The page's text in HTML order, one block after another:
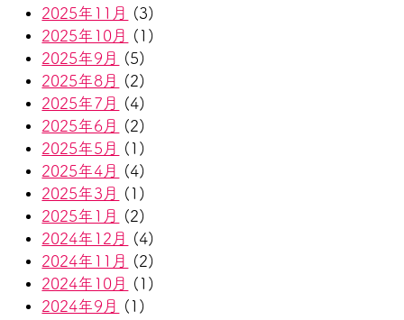
2025年11月
(3)
2025年10月
(1)
2025年9月
(5)
2025年8月
(2)
2025年7月
(4)
2025年6月
(2)
2025年5月
(1)
2025年4月
(4)
2025年3月
(1)
2025年1月
(2)
2024年12月
(4)
2024年11月
(2)
2024年10月
(1)
2024年9月
(1)